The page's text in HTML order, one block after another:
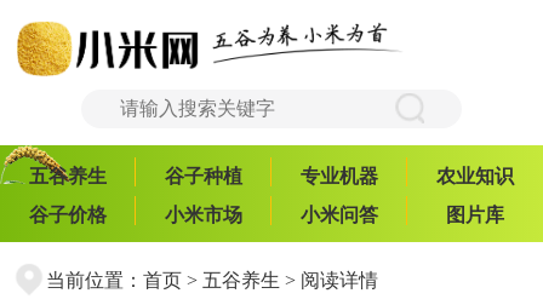
五谷养生 谷子种植 专业机器
农业知识
谷子价格
小米市场 小米问答 图片库
当前位置： 首页> 五谷养生 > 阅读详情